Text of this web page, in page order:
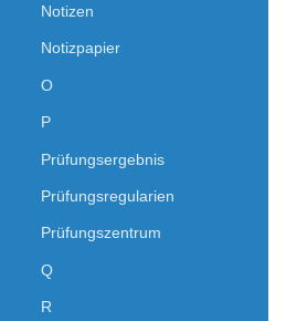
Notizen
Notizpapier
O
P
Prüfungsergebnis
Prüfungsregularien
Prüfungszentrum
Q
R